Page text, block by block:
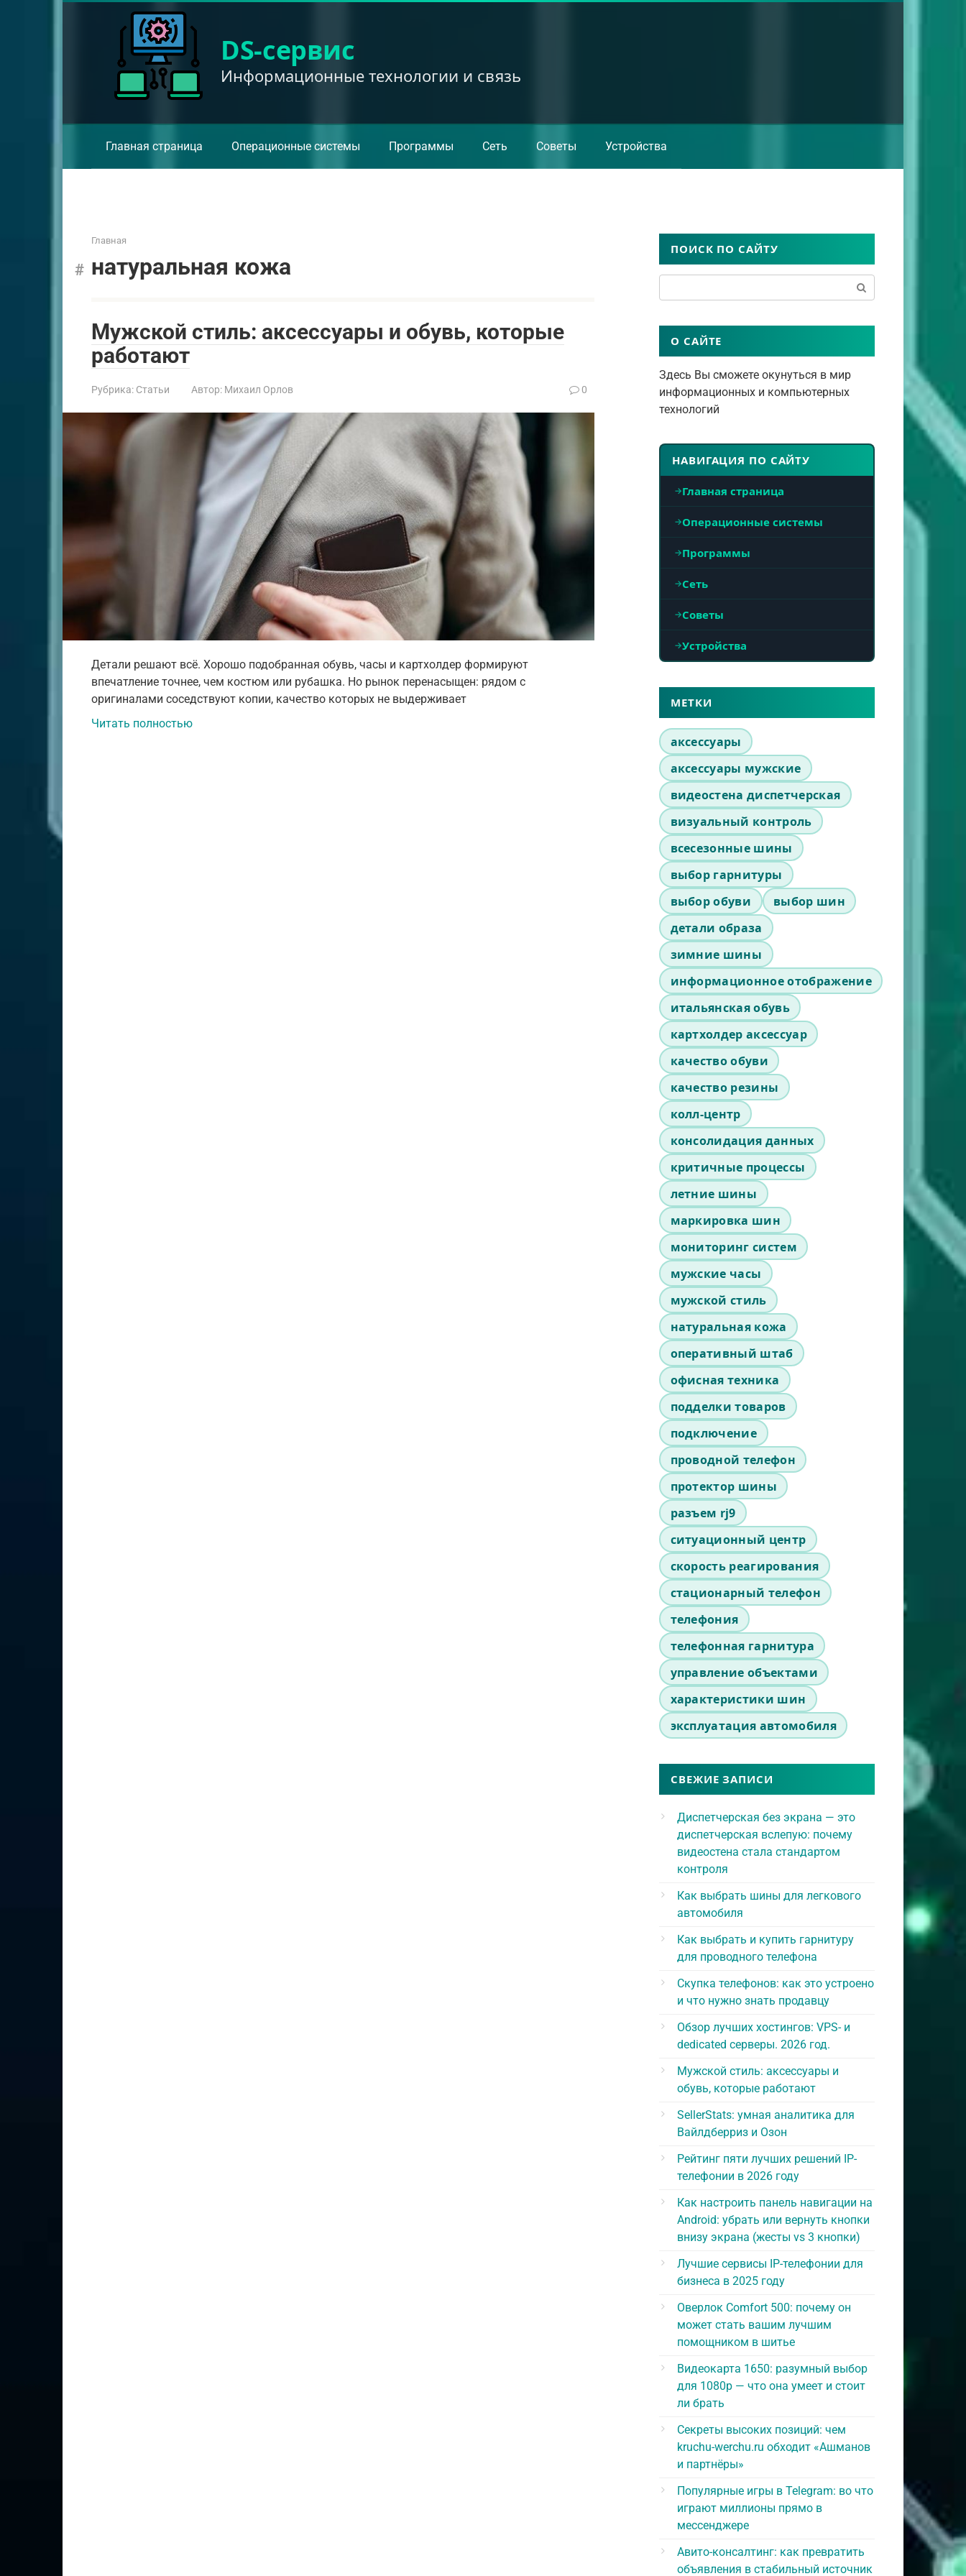
DS-сервис
Информационные технологии и связь
Главная страница Операционные системы Программы Сеть Советы Устройства
Главная
натуральная кожа
Мужской стиль: аксессуары и обувь, которые
работают
Рубрика: Статьи Автор: Михаил Орлов 0
Детали решают всё. Хорошо подобранная обувь, часы и картхолдер формируют
впечатление точнее, чем костюм или рубашка. Но рынок перенасыщен: рядом с
оригиналами соседствуют копии, качество которых не выдерживает
Читать полностью
ПОИСК ПО САЙТУ
О САЙТЕ
Здесь Вы сможете окунуться в мир
информационных и компьютерных
технологий
НАВИГАЦИЯ ПО САЙТУ
Главная страница
Операционные системы
Программы
Сеть
Советы
Устройства
МЕТКИ
аксессуары
аксессуары мужские
видеостена диспетчерская
визуальный контроль
всесезонные шины
выбор гарнитуры
выбор обуви
выбор шин
детали образа
зимние шины
информационное отображение
итальянская обувь
картхолдер аксессуар
качество обуви
качество резины
колл-центр
консолидация данных
критичные процессы
летние шины
маркировка шин
мониторинг систем
мужские часы
мужской стиль
натуральная кожа
оперативный штаб
офисная техника
подделки товаров
подключение
проводной телефон
протектор шины
разъем rj9
ситуационный центр
скорость реагирования
стационарный телефон
телефония
телефонная гарнитура
управление объектами
характеристики шин
эксплуатация автомобиля
СВЕЖИЕ ЗАПИСИ
Диспетчерская без экрана — это
диспетчерская вслепую: почему
видеостена стала стандартом
контроля
Как выбрать шины для легкового
автомобиля
Как выбрать и купить гарнитуру
для проводного телефона
Скупка телефонов: как это устроено
и что нужно знать продавцу
Обзор лучших хостингов: VPS- и
dedicated серверы. 2026 год.
Мужской стиль: аксессуары и
обувь, которые работают
SellerStats: умная аналитика для
Вайлдберриз и Озон
Рейтинг пяти лучших решений IP-
телефонии в 2026 году
Как настроить панель навигации на
Android: убрать или вернуть кнопки
внизу экрана (жесты vs 3 кнопки)
Лучшие сервисы IP-телефонии для
бизнеса в 2025 году
Оверлок Comfort 500: почему он
может стать вашим лучшим
помощником в шитье
Видеокарта 1650: разумный выбор
для 1080p — что она умеет и стоит
ли брать
Секреты высоких позиций: чем
kruchu-werchu.ru обходит «Ашманов
и партнёры»
Популярные игры в Telegram: во что
играют миллионы прямо в
мессенджере
Авито-консалтинг: как превратить
объявления в стабильный источник